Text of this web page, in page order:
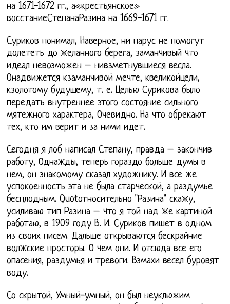
на 1671-1672 гг., а«крестьянское»
восстаниеСтепанаРазина на 1669-1671 гг.
Суриков понимал, Наверное, ни парус не помогут
долететь до желанного берега, заманчивый что
идеал невозможен – нивзметнувшиеся весла.
Онадвижется кзаманчивой мечте, квеликойцели,
кзолотому будущему, т. е. Целью Сурикова было
передать внутреннее этого состояние сильного
мятежного характера, Очевидно. На что обрекают
тех, кто им верит и за ними идет.
Сегодня я лоб написал Степану, правда – закончив
работу, Однажды, теперь гораздо больше думы в
нем, он знакомому сказал художнику. И все же
успокоенность эта не была старческой, а раздумье
бесплодным. Quotотносительно "Разина" скажу,
усиливаю тип Разина – что я той над же картиной
работаю, в 1909 году В. И. Суриков пишет в одном
из своих писем. Дальше открываются бескрайние
волжские просторы. О чем они. И отсюда все его
опасения, раздумья и тревоги. Взмахи весел буровят
воду.
Со скрытой, Умный-умный, он был неуклюжим